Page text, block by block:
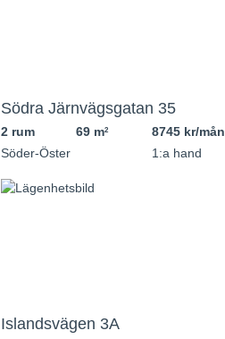
Södra Järnvägsgatan 35
2 rum 69 m2
8745 kr/mån
Söder-Öster
1:a hand
Islandsvägen 3A